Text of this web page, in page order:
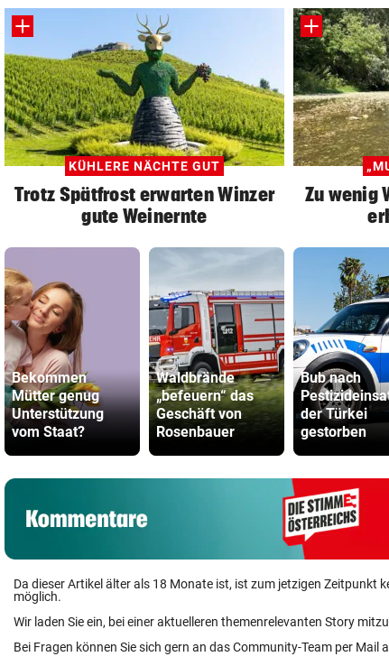
KÜHLERE NÄCHTE GUT
Trotz Spätfrost erwarten Winzer
gute Weinernte
Zu wenig
Bekommen
Mütter genug
Unterstützung
vom Staat?
Waldbrände
„befeuern“ das
Geschäft von
Rosenbauer
Bub nach
der Türkei
gestorben
Da dieser Artikel älter als 18 Monate ist, ist zum jetzigen Zeitpunkt
möglich.
Wir laden Sie ein, bei einer aktuelleren themenrelevanten Story
Bei Fragen können Sie sich gern an das Community-Team per Mail